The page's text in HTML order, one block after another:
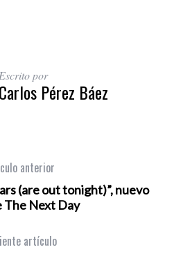
Escrito por
Carlos Pérez Báez
anterior
(are out tonight)”, nuevo
The Next Day
artículo